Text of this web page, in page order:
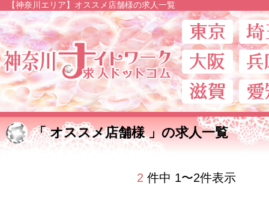
【神奈川エリア】オススメ店舗様の求人一覧
神奈川ナイトワ
「 オススメ店舗様 」の求人一覧
2 件中 1〜2件表示